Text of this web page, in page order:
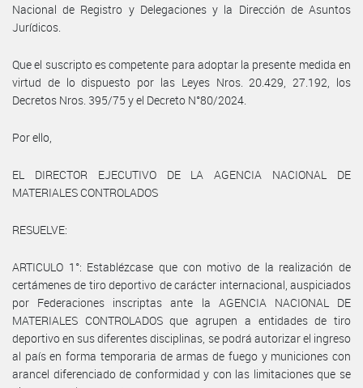
Nacional de Registro y Delegaciones y la Dirección de Asuntos
Jurídicos.
Que el suscripto es competente para adoptar la presente medida en
virtud de lo dispuesto por las Leyes Nros. 20.429, 27.192, los
Decretos Nros. 395/75 y el Decreto N°80/2024.
Por ello,
EL DIRECTOR EJECUTIVO DE LA AGENCIA NACIONAL DE
MATERIALES CONTROLADOS
RESUELVE:
ARTICULO 1°: Establézcase que con motivo de la realización de
certámenes de tiro deportivo de carácter internacional, auspiciados
por Federaciones inscriptas ante la AGENCIA NACIONAL DE
MATERIALES CONTROLADOS que agrupen a entidades de tiro
deportivo en sus diferentes disciplinas, se podrá autorizar el ingreso
al país en forma temporaria de armas de fuego y municiones con
arancel diferenciado de conformidad y con las limitaciones que se